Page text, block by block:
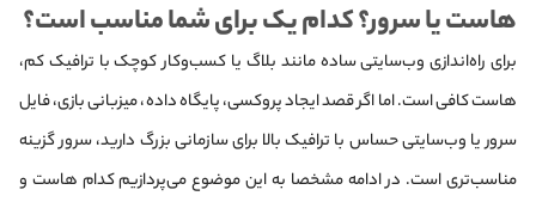
هاست یا سرور؟ کدام یک برای شما مناسب است؟
برای راه‌اندازی وب‌سایتی ساده مانند بلاگ یا کسب‌وکار کوچک با ترافیک کم،
هاست کافی است. اما اگر قصد ایجاد پروکسی، پایگاه داده، میزبانی بازی، فایل
سرور یا وب‌سایتی حساس با ترافیک بالا برای سازمانی بزرگ دارید، سرور گزینه
مناسب‌تری است. در ادامه مشخصا به این موضوع می‌پردازیم کدام هاست و